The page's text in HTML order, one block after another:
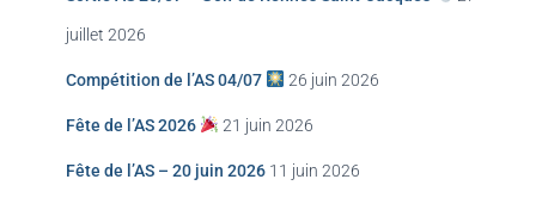
juillet 2026
Compétition de l’AS 04/07 26 juin 2026
Fête de l’AS 2026 21 juin 2026
Fête de l’AS – 20 juin 2026 11 juin 2026